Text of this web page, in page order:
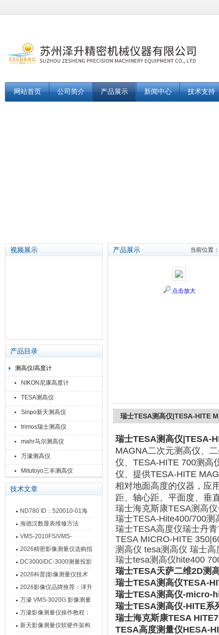
网站首页 公司简介 产品展示 新闻中心 技术支持
视频展示
产品目录
测高仪/高度计
NIKON尼康高度计
TESA测高仪
Sinpo新天测高仪
trimos瑞士测高仪
mahr马尔测高仪
万濠测高仪
Mitutoyo三丰测高仪
技术文章
ND780 ID：520010-01海
德汉数显表故障维修内容
海德汉数显表维修方法
VMS-2010FS/VMS-
3020FS/VMS-4030FS手动
影像测量仪技术参数
2026精密影像测量仪选购指
南 靠谱品牌一站式选型推荐
DC3000/DC-3000测量投影
仪万濠数据处理器数显表故
障维修方法
2026科普|影像测量仪技术
原理、分类及选型应用
2026影像仪品牌推荐：泽升
影像测量仪选型指南
万濠 VMS-3020G 影像测量
仪技术规格与应用解析
万濠影像测量仪操作教程：
从开机到出报告，新手也能
新天影像测量仪软硬件架构
产品展示 当前位置：
点击放大
瑞士TESA测高仪|TESA-HITE
瑞士TESA测高仪|TESA-
MAGNA二次元测高仪、
仪、TESA-HITE 700测高
仪、提供TESA-HITE
相对地面高度的仪器，应
距、轴心距、平面度、垂
瑞士海克斯康TESA测高
瑞士TESA-Hite400/700
瑞士TESA高度仪瑞士丹
TESA MICRO-HITE
测高仪 tesa测高仪 瑞士
瑞士tesa测高仪hite400
瑞士TESA天萨二维2D测
瑞士TESA测高仪TESA-
瑞士TESA测高仪-micro-
瑞士TESA测高仪-HITE系
瑞士海克斯康TESA
TESA高度测量仪HESA-